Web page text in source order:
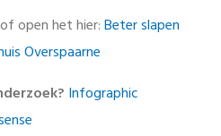
of open het hier:Beter slapen
Overspaarne
Infographic